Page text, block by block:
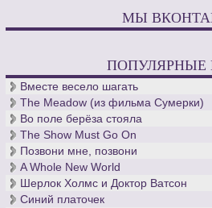
МЫ
ПОПУЛЯРНЫЕ
Вместе весело шагать
The Meadow (из фильма Сумерки)
Во поле берёза стояла
The Show Must Go On
Позвони мне, позвони
A Whole New World
Шерлок Холмс и Доктор Ватсон
Синий платочек